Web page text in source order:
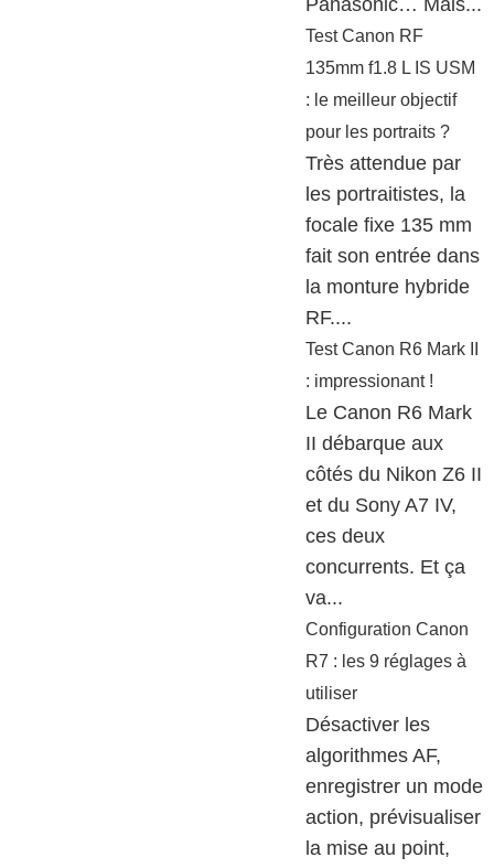
Panasonic… Mais...
Test Canon RF
135mm f1.8 L IS USM
: le meilleur objectif
pour les portraits ?
Très attendue par
les portraitistes, la
focale fixe 135 mm
fait son entrée dans
la monture hybride
RF....
Test Canon R6 Mark II
: impressionant !
Le Canon R6 Mark
II débarque aux
côtés du Nikon Z6 II
et du Sony A7 IV,
ces deux
concurrents. Et ça
va...
Configuration Canon
R7 : les 9 réglages à
utiliser
Désactiver les
algorithmes AF,
enregistrer un mode
action, prévisualiser
la mise au point,